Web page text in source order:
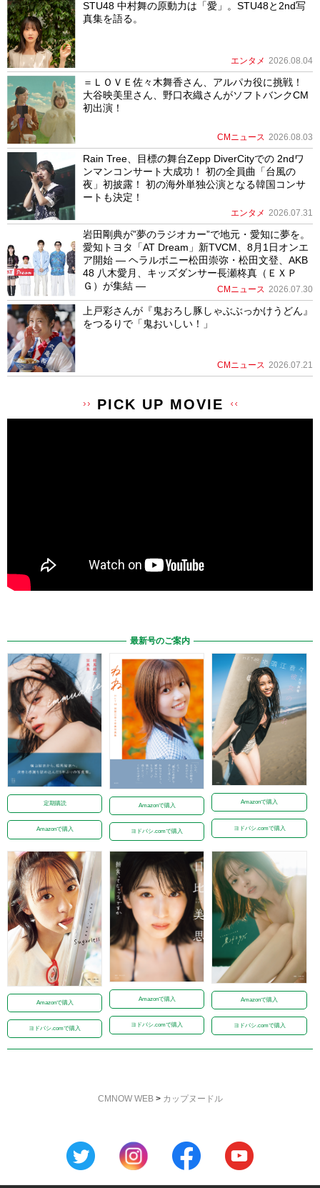
STU48 中村舞の原動力は「愛」。STU48と2nd写
真集を語る。
エンタメ 2026.08.04
＝ＬＯＶＥ佐々木舞香さん、アルパカ役に挑戦！
大谷映美里さん、野口衣織さんがソフトバンクCM
初出演！
CMニュース 2026.08.03
Rain Tree、目標の舞台Zepp DiverCityでの 2ndワ
ンマンコンサート大成功！ 初の全員曲「台風の
夜」初披露！ 初の海外単独公演となる韓国コンサ
ートも決定！
エンタメ 2026.07.31
岩田剛典が”夢のラジオカー”で地元・愛知に夢を。
愛知トヨタ「AT Dream」新TVCM、8月1日オンエ
ア開始 ― ヘラルボニー松田崇弥・松田文登、AKB
48 八木愛月、キッズダンサー長瀬柊真（ＥＸＰ
Ｇ）が集結 ―
CMニュース 2026.07.30
上戸彩さんが『鬼おろし豚しゃぶぶっかけうどん』
をつるりで「鬼おいしい！」
CMニュース 2026.07.21
PICK UP MOVIE
最新号のご案内
定期購読
Amazonで購入
Amazonで購入
ヨドバシ.comで購入
Amazonで購入
ヨドバシ.comで購入
Amazonで購入
ヨドバシ.comで購入
Amazonで購入
ヨドバシ.comで購入
Amazonで購入
ヨドバシ.comで購入
CMNOW WEB> カップヌードル